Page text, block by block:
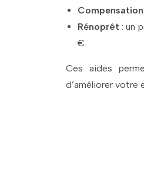
Rénoprêt : un
€.
Ces aides
d’améliorer votre